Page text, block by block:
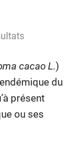
cacao L.)
du
présent
ou ses